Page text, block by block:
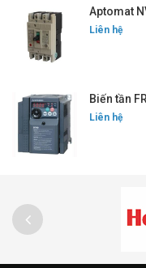
Aptomat
Liên hệ
Biến tần
Liên hệ